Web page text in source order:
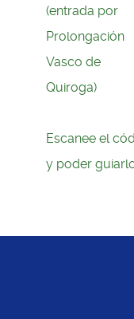
(entrada por
Prolongación
Vasco de
Quiroga)
Escanee el
y poder